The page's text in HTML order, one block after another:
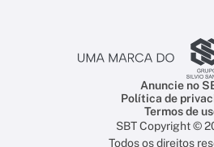
Anuncie no
Política de
Termos de
SBT Copyright ©
Todos os direitos